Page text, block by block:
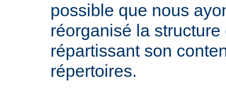
possible que nous
réorganisé la
répartissant son
répertoires.